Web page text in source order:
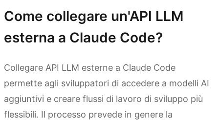
Come collegare un'API LLM
esterna a Claude Code?
Collegare API LLM esterne a Claude Code
permette agli sviluppatori di accedere a modelli AI
aggiuntivi e creare flussi di lavoro di sviluppo più
flessibili. Il processo prevede in genere la